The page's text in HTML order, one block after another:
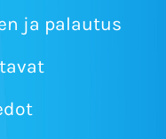
ja palautus